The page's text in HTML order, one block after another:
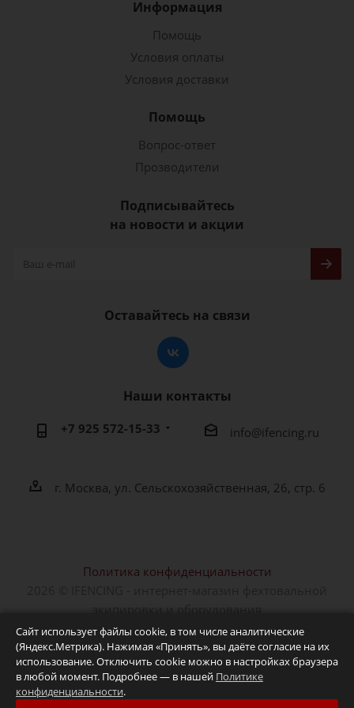
Информация
Помощь
Условия оплаты
Условия доставки
Помощь
Вопрос-ответ
Прозводители
Подписывайтесь
на новости и акции
Оставайтесь на связи
Наши контакты
+7 925 572-15-33 info@ifencing.ru
г. Москва, ул. Сельскохозяйственная, 26, стр. 6
Политика конфиденциальности
экипировки и оборудования
Сайт использует файлы cookie, в том числе аналитические
(Яндекс.Метрика). Нажимая «Принять», вы даёте согласие на их
использование. Отключить cookie можно в настройках браузера
в любой момент. Подробнее — в нашей Политике
конфиденциальности.